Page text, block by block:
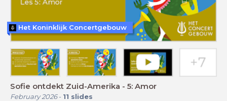
Sofie ontdekt Zuid-Amerika - 5: Amor
February 2026- 11 slides
Het Koninklijk Concertgebouw